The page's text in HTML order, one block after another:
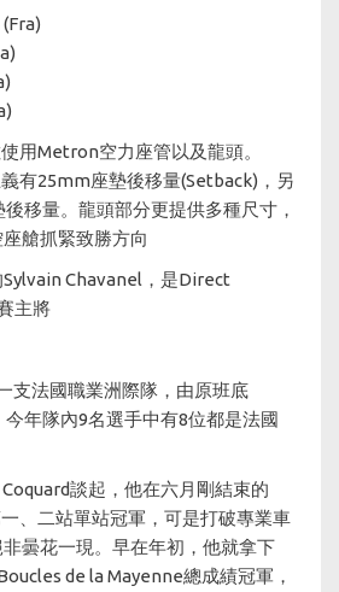
用Metron空力座管以及龍頭。
有25mm座墊後移量(Setback)，另
移量。龍頭部分更提供多種尺寸，
艙抓緊致勝方向
Chavanel，是Direct
主將
支法國職業洲際隊，由原班底
年隊內9名選手中有8位都是法國
談起，他在六月剛結束的
、二站單站冠軍，可是打破專業車
曇花一現。早在年初，他就拿下
de la Mayenne總成績冠軍，